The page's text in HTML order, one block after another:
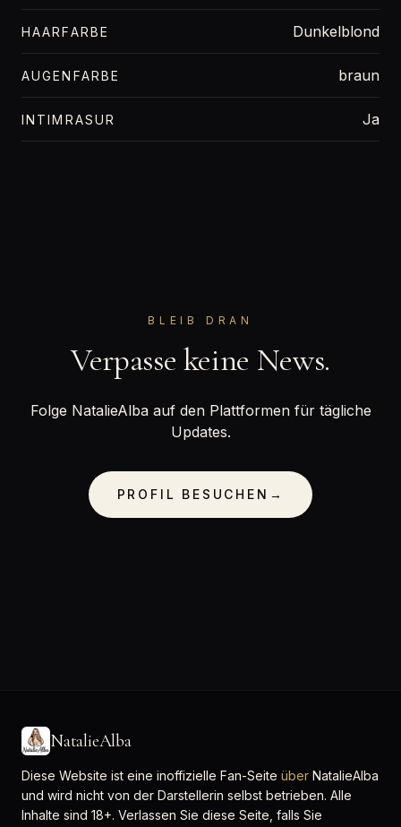
HAARFARBE Dunkelblond
AUGENFARBE braun
INTIMRASUR Ja
BLEIB DRAN
Verpasse keine News.
Folge NatalieAlba auf den Plattformen für tägliche
Updates.
PROFIL BESUCHEN →
NatalieAlba
Diese Website ist eine inoffizielle Fan-Seite über NatalieAlba
und wird nicht von der Darstellerin selbst betrieben. Alle
Inhalte sind 18+. Verlassen Sie diese Seite, falls Sie